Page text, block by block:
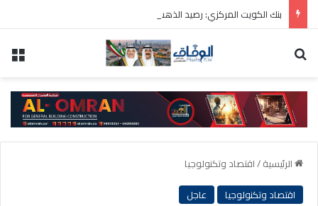
الرئيسية/اقتصاد وتكنولوجيا
اقتصاد وتكنولوجيا
عاجل